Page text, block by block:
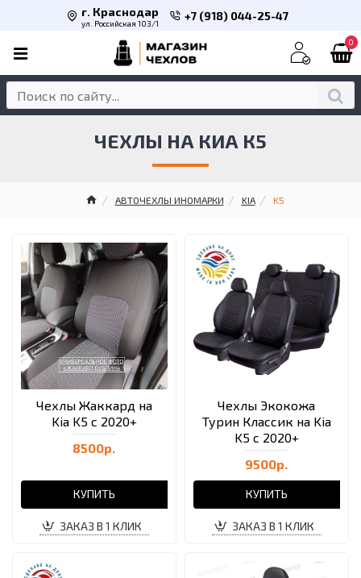
г. Краснодар
ул. Российская 103/1
+7 (918) 044-25-47
0
АВТОЧЕХЛЫ ИНОМАРКИ KIA K5
ЧЕХЛЫ НА КИА К5
Чехлы Жаккард на
Kia K5 с 2020+
8500р.
КУПИТЬ
ЗАКАЗ В 1 КЛИК
Чехлы Экокожа
Турин Классик на Kia
K5 с 2020+
9500р.
КУПИТЬ
ЗАКАЗ В 1 КЛИК